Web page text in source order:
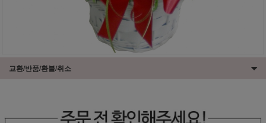
교환/반품/환불/취소